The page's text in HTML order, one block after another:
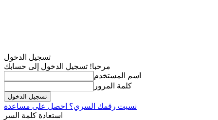
تسجيل الدخول
مرحبا! تسجيل الدخول إلى حسابك
اسم المستخدم
كلمة المرور
نسيت رقمك السري؟ احصل على مساعدة
استعادة كلمة السر